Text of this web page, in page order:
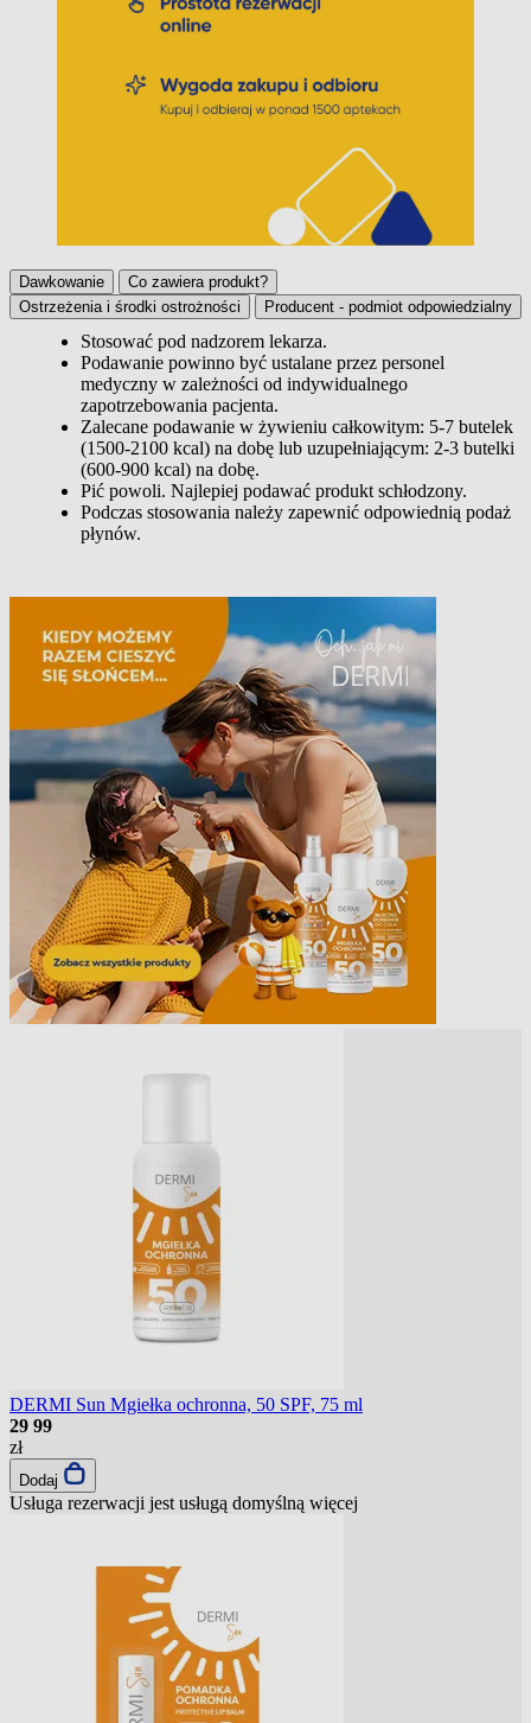
Dawkowanie
Co zawiera produkt?
Ostrzeżenia i środki ostrożności
Producent - podmiot odpowiedzialny
Dawkowanie
Stosować pod nadzorem lekarza.
Podawanie powinno być ustalane przez personel
medyczny w zależności od indywidualnego
zapotrzebowania pacjenta.
Zalecane podawanie w żywieniu całkowitym: 5-7 butelek
(1500-2100 kcal) na dobę lub uzupełniającym: 2-3 butelki
(600-900 kcal) na dobę.
Pić powoli. Najlepiej podawać produkt schłodzony.
Podczas stosowania należy zapewnić odpowiednią podaż
płynów.
DERMI Sun Mgiełka ochronna, 50 SPF, 75 ml
29 99
zł
Dodaj
Usługa rezerwacji jest usługą domyślną więcej